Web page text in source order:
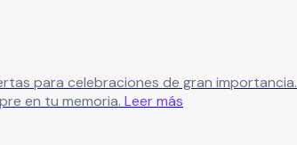
Aquí podrás vivir un día espectacular e inolvidable, en un
en tu memoria. Leer más